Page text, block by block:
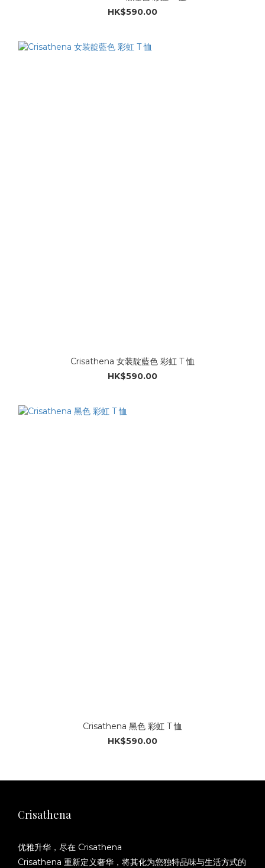
HK$590.00
Crisathena 女装靛藍色 彩虹 T 恤
HK$590.00
Crisathena 黑色 彩虹 T 恤
HK$590.00
Crisathena
优雅升华，尽在 Crisathena
Crisathena 重新定义奢华，将其化为您独特品味与生活方式的